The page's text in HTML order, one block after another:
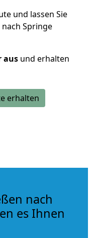
und lassen Sie
Springe
aus und erhalten
erhalten
nach
es Ihnen